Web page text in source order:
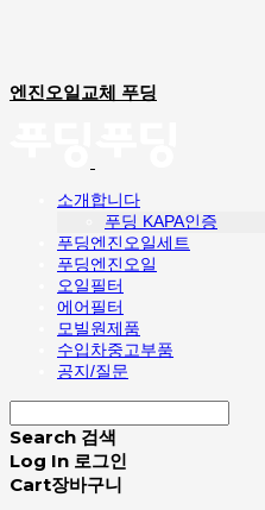
엔진오일교체 푸딩
소개합니다
푸딩 KAPA인증
푸딩엔진오일세트
푸딩엔진오일
오일필터
에어필터
모빌원제품
수입차중고부품
공지/질문
Search 검색
Log In 로그인
Cart장바구니